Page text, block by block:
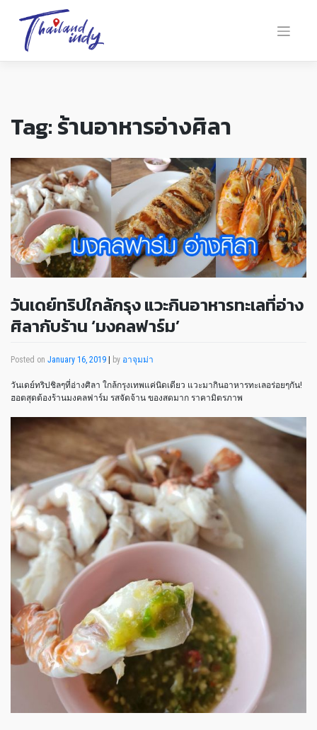
Tag:ร้านอาหารอ่างศิลา
วันเดย์ทริปใกล้กรุง แวะกินอาหารทะเลที่อ่าง
ศิลากับร้าน ‘มงคลฟาร์ม’
Posted on January 16, 2019 by อาจุมม่า
วันเดย์ทริปชิลๆที่อ่างศิลา ใกล้กรุงเทพแค่นิดเดียว แวะมากินอาหารทะเลอร่อยๆกัน!
ฮอตสุดต้องร้านมงคลฟาร์ม รสจัดจ้าน ของสดมาก ราคามิตรภาพ